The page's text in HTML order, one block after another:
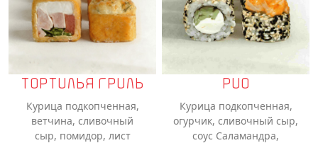
ТОРТИЛЬЯ ГРИЛЬ
Курица подкопченная,
ветчина, сливочный
сыр, помидор, лист
РИО
Курица подкопченная,
огурчик, сливочный сыр,
соус Саламандра,